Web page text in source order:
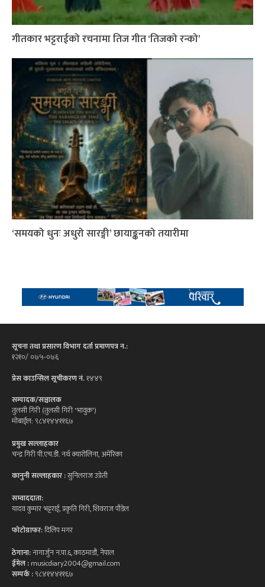
गीतकार भट्टराईको रचनामा तिज गीत ‘तिजको रन्को’
‘समयको धुनः अधुरो सारङ्गी’ छायाङ्कनको तयारीमा
सूचना तथा प्रसारण विभाग दर्ता प्रमाणपत्र न.:
१२१०/ ०७५-०७६
प्रेस काउन्सिल सूचीकरण नं.१४४९
सम्पादक/सञ्चालक
तुलसी गिरी (तुलसी गिरी 'भावुक')
मोबाईल: ९८४१४४११६७
प्रमुख सल्लाहकार
चन्द्र गिरी पी.एच.डी. नर्थ क्यारोलिना, अमेरिका
कानुनी सल्लाहकार :सुनिलराज उप्रेती
सम्वाददाता:
यादव कुमार भट्टराई, प्रकृति गिरी, शिवराज पौडेल
फोटोग्राफर:दिलिप मगर
ठेगाना:नागार्जुन न.पा.६, काठमाडौं, नेपाल
ईमेल :musicdiary2004@gmail.com
सम्पर्क :९८४१४४११६७